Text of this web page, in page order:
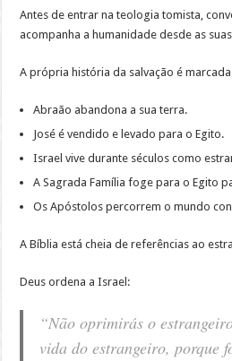
Antes de entrar na teologia tomista,
acompanha a humanidade desde as
A própria história da salvação é
Abraão abandona a sua terra.
José é vendido e levado para o Egito.
Israel vive durante séculos como
A Sagrada Família foge para o Egito
Os Apóstolos percorrem o mundo
A Bíblia está cheia de referências ao
Deus ordena a Israel:
“Não oprimirás o
vida do estrangeiro, porque